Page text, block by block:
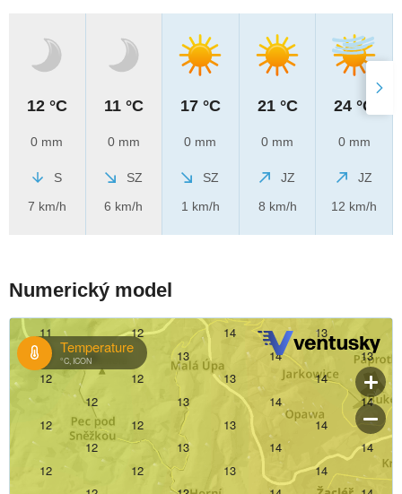
12 °C
0 mm
S
7 km/h
11 °C
0 mm
SZ
6 km/h
17 °C
0 mm
SZ
1 km/h
21 °C
0 mm
JZ
8 km/h
24 °C
0 mm
JZ
12 km/h
Numerický model